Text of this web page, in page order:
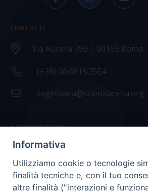
CONTATTI
Via Aurelia 796 | 00165 Roma
(+39) 06.6819.2554
segreteria@scienzaevita.org
IL CENTRO STUDI
La nostra storia
Statuto
Presidenza e ufficio presidenza
Informativa
Utilizziamo cookie o tecnologie
finalità tecniche e, con il tuo
altre finalità ("interazioni e